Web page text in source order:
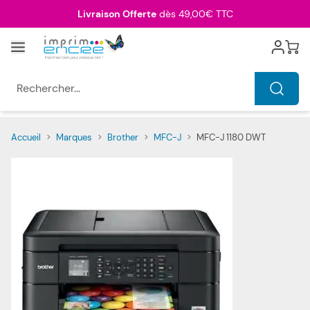
Livraison Offertedès 49,00€ TTC
Menu Cart
Accueil > Marques > Brother > MFC-J > MFC-J 1180 DWT